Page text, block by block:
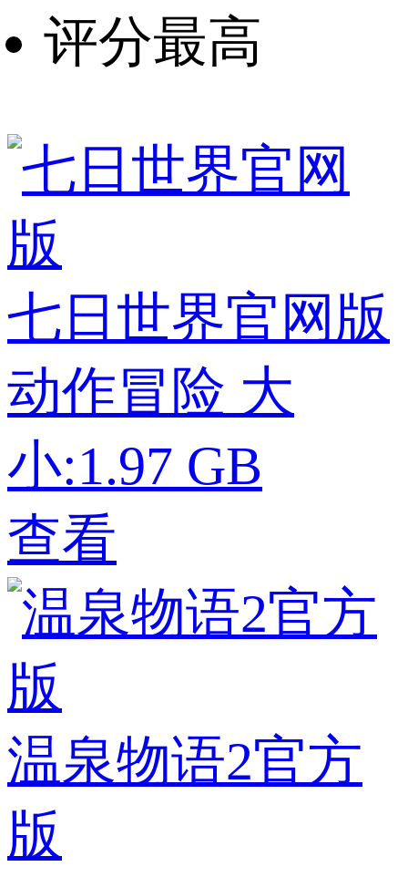
评分最高
七日世界官网版
动作冒险 大
小:1.97 GB
查看
温泉物语2官方
版